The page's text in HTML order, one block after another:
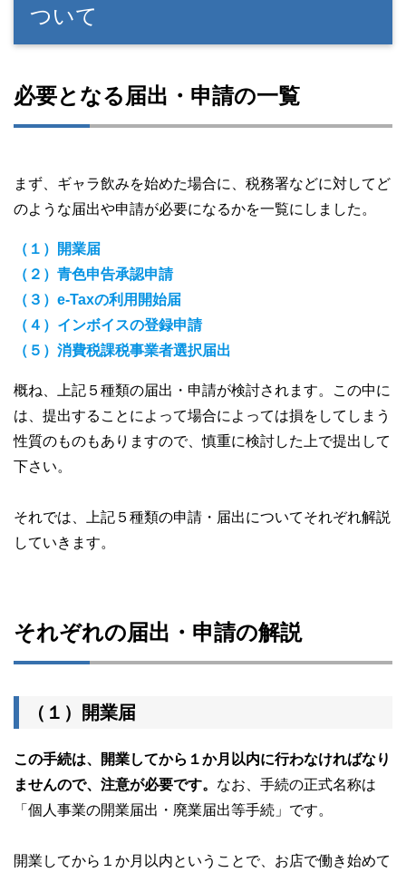
ついて
必要となる届出・申請の一覧
まず、ギャラ飲みを始めた場合に、税務署などに対してど
のような届出や申請が必要になるかを一覧にしました。
（１）開業届
（２）青色申告承認申請
（３）e-Taxの利用開始届
（４）インボイスの登録申請
（５）消費税課税事業者選択届出
概ね、上記５種類の届出・申請が検討されます。この中に
は、提出することによって場合によっては損をしてしまう
性質のものもありますので、慎重に検討した上で提出して
下さい。
それでは、上記５種類の申請・届出についてそれぞれ解説
していきます。
それぞれの届出・申請の解説
（１）開業届
この手続は、開業してから１か月以内に行わなければなり
ませんので、注意が必要です。 なお、手続の正式名称は
「個人事業の開業届出・廃業届出等手続」です。
開業してから１か月以内ということで、お店で働き始めて